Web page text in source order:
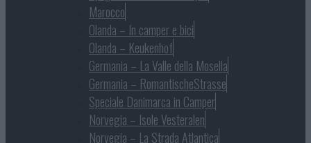
Marocco
Olanda – In camper e bici
Olanda – Keukenhof
Germania – La Valle della Mosella
Germania – RomantischeStrasse
Speciale Danimarca in Camper
Norvegia – Isole Vesteralen
Norvegia – La Strada Atlantica